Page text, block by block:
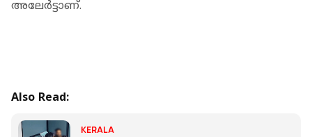
അലേർട്ടാണ്.
Also Read:
KERALA